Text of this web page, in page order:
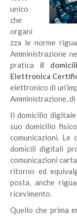
unico
che
organi
zza le norme
Amministrazione
pratica il
Elettronica
elettronico di
Amministrazione,
Il domicilio
suo domicilio
comunicazioni. Le
domicili digitali
comunicazioni
ritorno ed
posta, anche
ricevimento.
Quello che prima